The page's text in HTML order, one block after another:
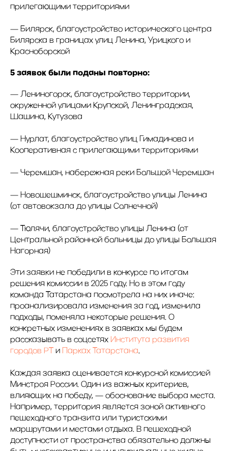
прилегающими территориями
— Билярск, благоустройство исторического центра
Билярска в границах улиц Ленина, Урицкого и
Красноборской
5 заявок были поданы повторно:
— Лениногорск, благоустройство территории,
окруженной улицами Крупской, Ленинградская,
Шашина, Кутузова
— Нурлат, благоустройство улиц Гимадинова и
Кооперативная с прилегающими территориями
— Черемшан, набережная реки Большой Черемшан
— Новошешминск, благоустройство улицы Ленина
(от автовокзала до улицы Солнечной)
— Тюлячи, благоустройство улицы Ленина (от
Центральной районной больницы до улицы Большая
Нагорная)
Эти заявки не победили в конкурсе по итогам
решения комиссии в 2025 году. Но в этом году
команда Татарстана посмотрела на них иначе:
проанализировала изменения за год, изменила
подходы, поменяла некоторые решения. О
конкретных изменениях в заявках мы будем
рассказывать в соцсетях Института развития
городов РТ и Парках Татарстана
Каждая заявка оценивается конкурсной комиссией
Минстроя России. Один из важных критериев,
влияющих на победу, — обоснование выбора места.
Например, территория является зоной активного
пешеходного транзита или туристскими
маршрутами и местами отдыха. В пешеходной
доступности от пространства обязательно должны